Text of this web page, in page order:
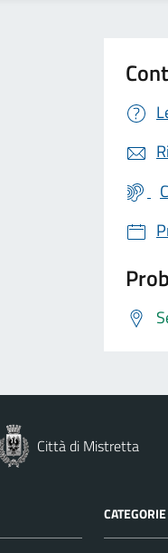
Città di Mistretta